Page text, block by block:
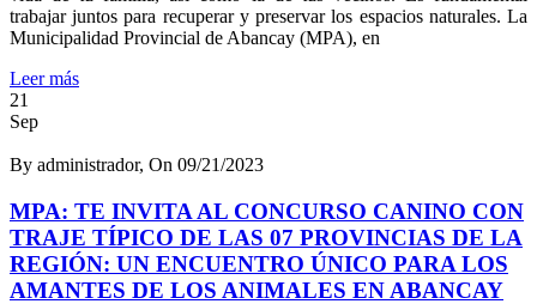
trabajar juntos para recuperar y preservar los espacios naturales. La
Municipalidad Provincial de Abancay (MPA), en
Leer más
21
Sep
By administrador, On 09/21/2023
MPA: TE INVITA AL CONCURSO CANINO CON
TRAJE TÍPICO DE LAS 07 PROVINCIAS DE LA
REGIÓN: UN ENCUENTRO ÚNICO PARA LOS
AMANTES DE LOS ANIMALES EN ABANCAY